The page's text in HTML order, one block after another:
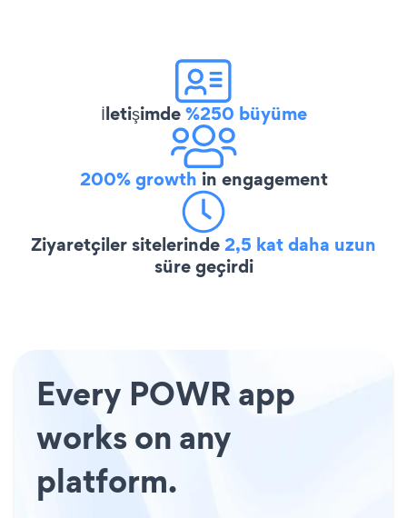
İletişimde%250 büyüme
200% growth in engagement
Ziyaretçiler sitelerinde2,5 kat daha uzun
süre geçirdi
Every POWR app
works on any
platform.